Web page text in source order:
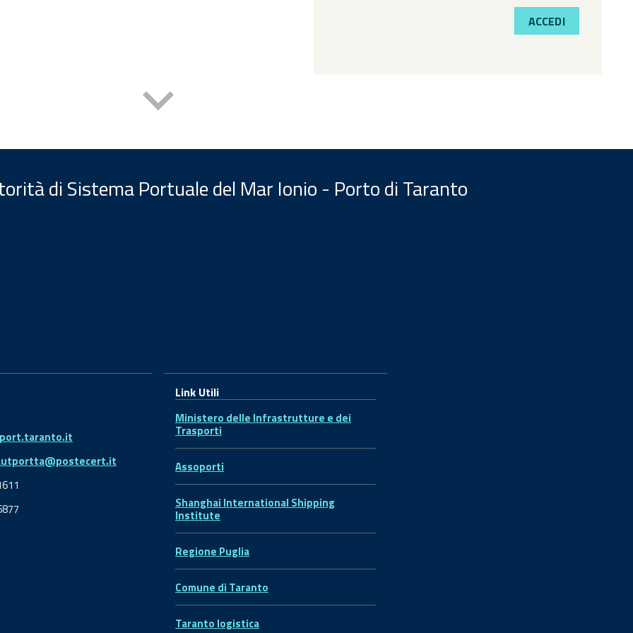
ACCEDI
di Sistema Portuale del Mar Ionio - Porto di Taranto
Link Utili
Ministero delle Infrastrutture e dei
Trasporti
Assoporti
Shanghai International Shipping
Institute
Regione Puglia
Comune di Taranto
Taranto logistica